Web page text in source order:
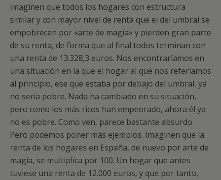
imaginen que todos los hogares con estructura
similar y con mayor nivel de renta que el del umbral se
empobrecen por «arte de magia» y pierden gran parte
de su renta, de forma que al final todos terminan con
una renta de 13.328,3 euros. Nos encontraríamos en
una situación en la que el hogar al que nos referíamos
al principio, ese que estaba por debajo del umbral, ya
no sería pobre. Nada ha cambiado en su situación,
pero como los más ricos han empeorado, ahora él ya
no es pobre. Como ven, parece bastante absurdo.
Pero podemos poner más ejemplos. Imaginen que la
renta de los hogares en España, de nuevo por arte de
magia, se multiplica por 100. Un hogar que antes
tuviese una renta de 12.000 euros, y que por tanto,